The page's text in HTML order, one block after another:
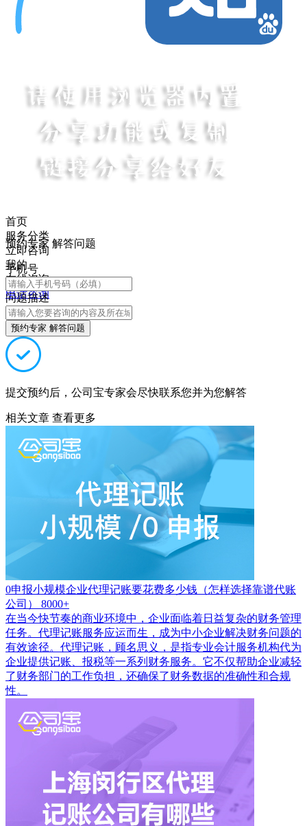
首页
服务分类
立即咨询
我的
在线咨询
电话咨询
预约专家 解答问题
手机号
问题描述
预约专家 解答问题
提交预约后，公司宝专家会尽快联系您并为您解答
相关文章 查看更多
0申报小规模企业代理记账要花费多少钱（怎样选择靠谱代账
公司）
8000+
在当今快节奏的商业环境中，企业面临着日益复杂的财务管理
任务。代理记账服务应运而生，成为中小企业解决财务问题的
有效途径。代理记账，顾名思义，是指专业会计服务机构代为
企业提供记账、报税等一系列财务服务。它不仅帮助企业减轻
了财务部门的工作负担，还确保了财务数据的准确性和合规
性。